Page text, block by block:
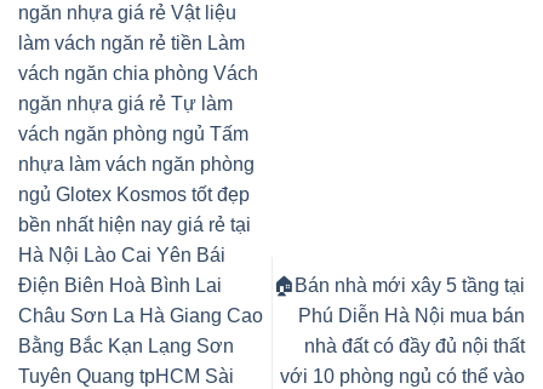
ngăn nhựa giá rẻ Vật liệu
làm vách ngăn rẻ tiền Làm
vách ngăn chia phòng Vách
ngăn nhựa giá rẻ Tự làm
vách ngăn phòng ngủ Tấm
nhựa làm vách ngăn phòng
ngủ Glotex Kosmos tốt đẹp
bền nhất hiện nay giá rẻ tại
Hà Nội Lào Cai Yên Bái
Điện Biên Hoà Bình Lai
Châu Sơn La Hà Giang Cao
Bằng Bắc Kạn Lạng Sơn
Tuyên Quang tpHCM Sài
🏠Bán nhà mới xây 5 tầng tại
Phú Diễn Hà Nội mua bán
nhà đất có đầy đủ nội thất
với 10 phòng ngủ có thể vào